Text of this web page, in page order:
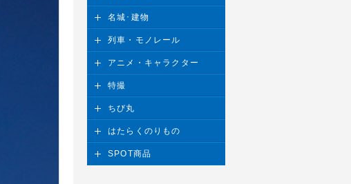
名城･建物
列車・モノレール
アニメ・キャラクター
特撮
ちび丸
はたらくのりもの
SPOT商品